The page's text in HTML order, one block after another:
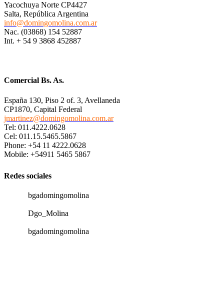
Yacochuya Norte CP4427
Salta, República Argentina
info@domingomolina.com.ar
Nac. (03868) 154 52887
Int. + 54 9 3868 452887
Comercial Bs. As.
España 130, Piso 2 of. 3, Avellaneda
CP1870, Capital Federal
jmartinez@domingomolina.com.ar
Tel: 011.4222.0628
Cel: 011.15.5465.5867
Phone: +54 11 4222.0628
Mobile: +54911 5465 5867
Redes sociales
bgadomingomolina
Dgo_Molina
bgadomingomolina